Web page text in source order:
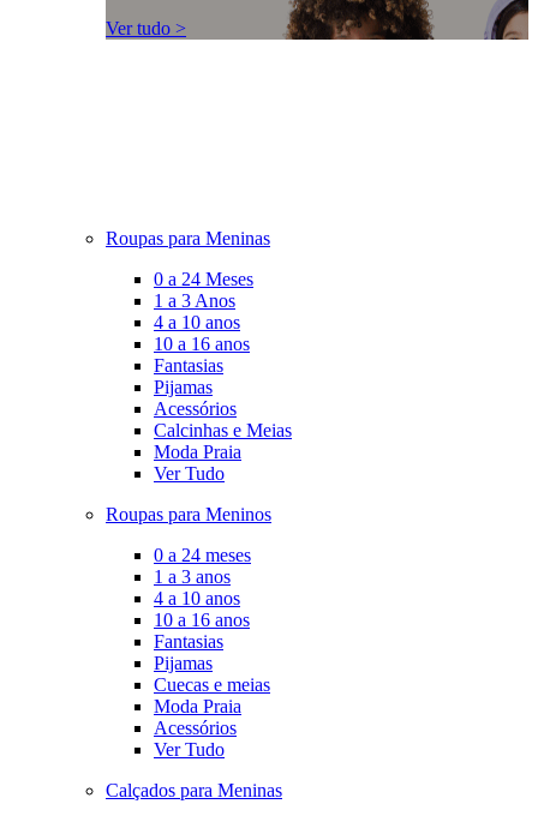
Ver tudo >
Roupas para Meninas
0 a 24 Meses
1 a 3 Anos
4 a 10 anos
10 a 16 anos
Fantasias
Pijamas
Acessórios
Calcinhas e Meias
Moda Praia
Ver Tudo
Roupas para Meninos
0 a 24 meses
1 a 3 anos
4 a 10 anos
10 a 16 anos
Fantasias
Pijamas
Cuecas e meias
Moda Praia
Acessórios
Ver Tudo
Calçados para Meninas